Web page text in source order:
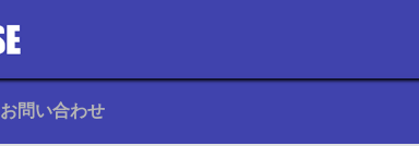
お問い合わせ